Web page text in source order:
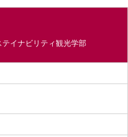
イナビリティ観光学部